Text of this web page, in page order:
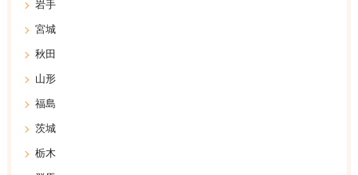
岩手
宮城
秋田
山形
福島
茨城
栃木